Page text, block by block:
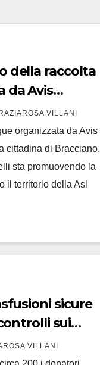
della raccolta
da Avis
VILLANI
organizzata da Avis
cittadina di Bracciano.
sta promuovendo la
il territorio della Asl
sicure
sui
VILLANI